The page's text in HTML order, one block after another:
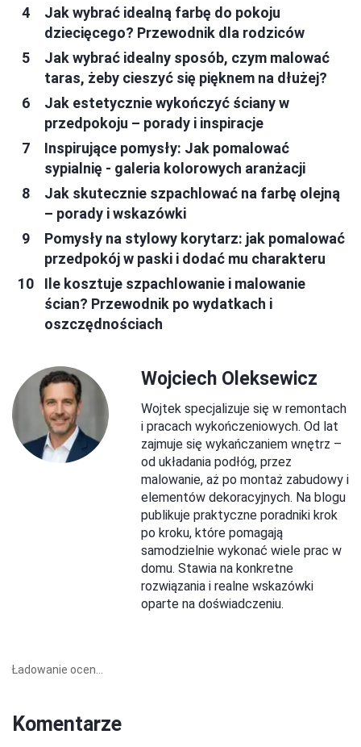
Jak wybrać idealną farbę do pokoju
dziecięcego? Przewodnik dla rodziców
Jak wybrać idealny sposób, czym malować
taras, żeby cieszyć się pięknem na dłużej?
Jak estetycznie wykończyć ściany w
przedpokoju – porady i inspiracje
Inspirujące pomysły: Jak pomalować
sypialnię - galeria kolorowych aranżacji
Jak skutecznie szpachlować na farbę olejną
– porady i wskazówki
Pomysły na stylowy korytarz: jak pomalować
przedpokój w paski i dodać mu charakteru
Ile kosztuje szpachlowanie i malowanie
ścian? Przewodnik po wydatkach i
oszczędnościach
Wojciech Oleksewicz
Wojtek specjalizuje się w remontach
i pracach wykończeniowych. Od lat
zajmuje się wykańczaniem wnętrz –
od układania podłóg, przez
malowanie, aż po montaż zabudowy i
elementów dekoracyjnych. Na blogu
publikuje praktyczne poradniki krok
po kroku, które pomagają
samodzielnie wykonać wiele prac w
domu. Stawia na konkretne
rozwiązania i realne wskazówki
oparte na doświadczeniu.
Ładowanie ocen...
Komentarze